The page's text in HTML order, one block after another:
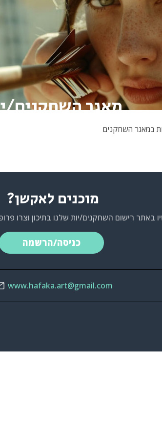
מאגר השחקנים/
במאגר השחקנים
מוכנים לאקשן?
באתר רישום השחקנים/יות שלנו בתיכון וצרו
כניסה/הרשמה
www.hafaka.art@gmail.com